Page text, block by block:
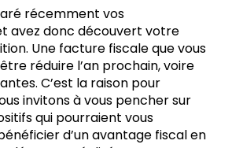
récemment vos
avez donc découvert votre
Une facture fiscale que vous
réduire l’an prochain, voire
C’est la raison pour
invitons à vous pencher sur
qui pourraient vous
d’un avantage fiscal en